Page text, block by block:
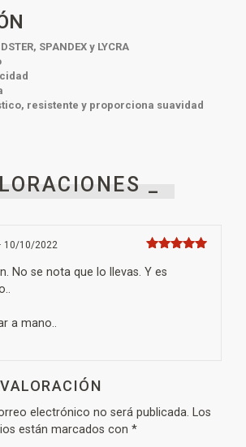
SPANDEX y LYCRA
resistente y proporciona suavidad
_
5de 5
10/10/2022
No se nota que lo llevas. Y es
a mano..
electrónico no será publicada. Los
están marcados con *